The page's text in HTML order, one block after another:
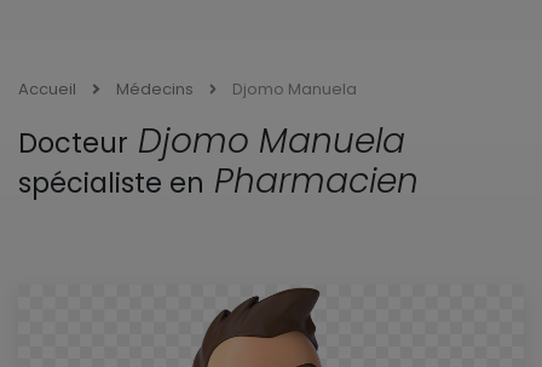
Accueil Médecins Djomo Manuela
Docteur Djomo Manuela
spécialiste en Pharmacien